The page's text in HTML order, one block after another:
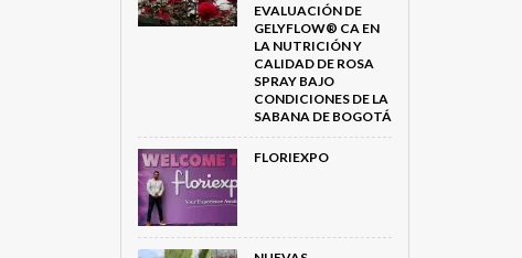
EVALUACIÓN DE
GELYFLOW® CA EN
LA NUTRICIÓN Y
CALIDAD DE ROSA
SPRAY BAJO
CONDICIONES DE LA
SABANA DE BOGOTÁ
FLORIEXPO